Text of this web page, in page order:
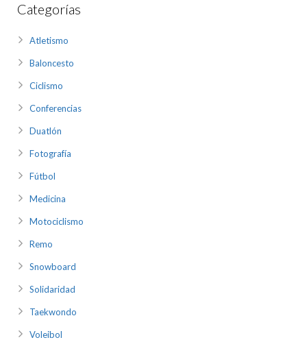
Categorías
Atletismo
Baloncesto
Ciclismo
Conferencias
Duatlón
Fotografía
Fútbol
Medicina
Motociclismo
Remo
Snowboard
Solidaridad
Taekwondo
Voleibol